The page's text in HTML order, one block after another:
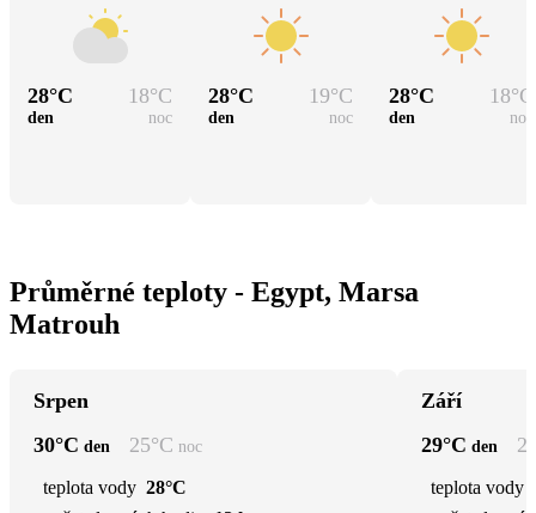
28°C 18°C
den noc
28°C 19°C
den noc
28°C 18°C
den noc
Průměrné teploty - Egypt, Marsa
Matrouh
Srpen
30°C den 25°C noc
teplota vody 28°C
Září
29°C den
teplota vody